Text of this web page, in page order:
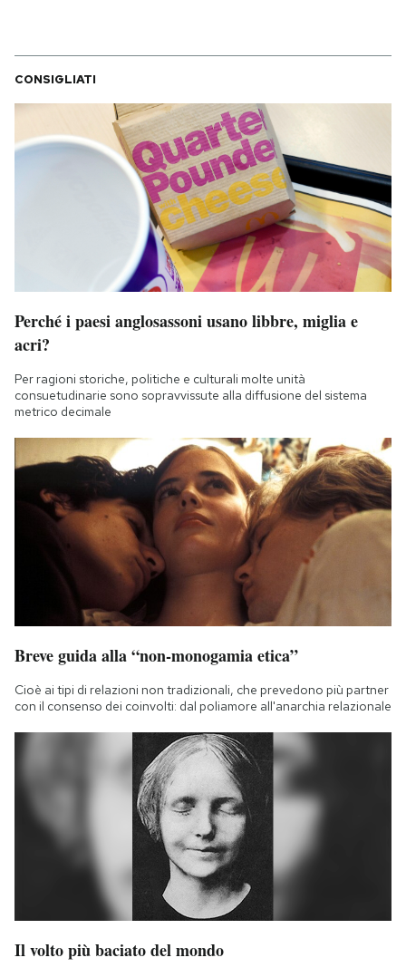
CONSIGLIATI
Perché i paesi anglosassoni usano libbre, miglia e
acri?
Per ragioni storiche, politiche e culturali molte unità
consuetudinarie sono sopravvissute alla diffusione del sistema
metrico decimale
Breve guida alla “non-monogamia etica”
Cioè ai tipi di relazioni non tradizionali, che prevedono più partner
con il consenso dei coinvolti: dal poliamore all'anarchia relazionale
Il volto più baciato del mondo